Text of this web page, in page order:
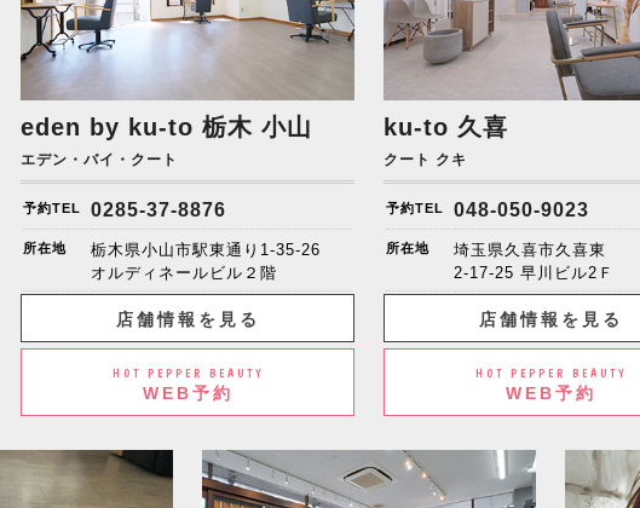
eden by ku-to 栃木 小山
エデン・バイ・クート
予約TEL 0285-37-8876
所在地
栃木県小山市駅東通り1-35-26
オルディネールビル２階
店舗情報を見る
HOT PEPPER BEAUTY
WEB予約
ku-to 久喜
クート クキ
予約TEL 048-050-9023
所在地
埼玉県久喜市久喜東
2-17-25 早川ビル2Ｆ
店舗情報を見る
HOT PEPPER BEAUTY
WEB予約